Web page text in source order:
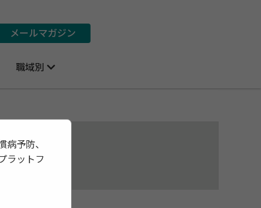
職域別
メールマガジン
病予防、
ラットフ